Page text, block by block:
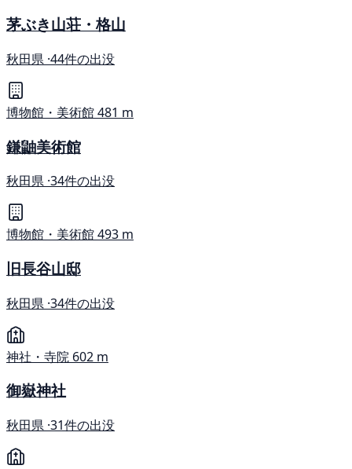
茅ぶき山荘・格山
秋田県 ·44件の出没
博物館・美術館481 m
鎌鼬美術館
秋田県 ·34件の出没
博物館・美術館493 m
旧長谷山邸
秋田県 ·34件の出没
神社・寺院 602 m
御嶽神社
秋田県 ·31件の出没